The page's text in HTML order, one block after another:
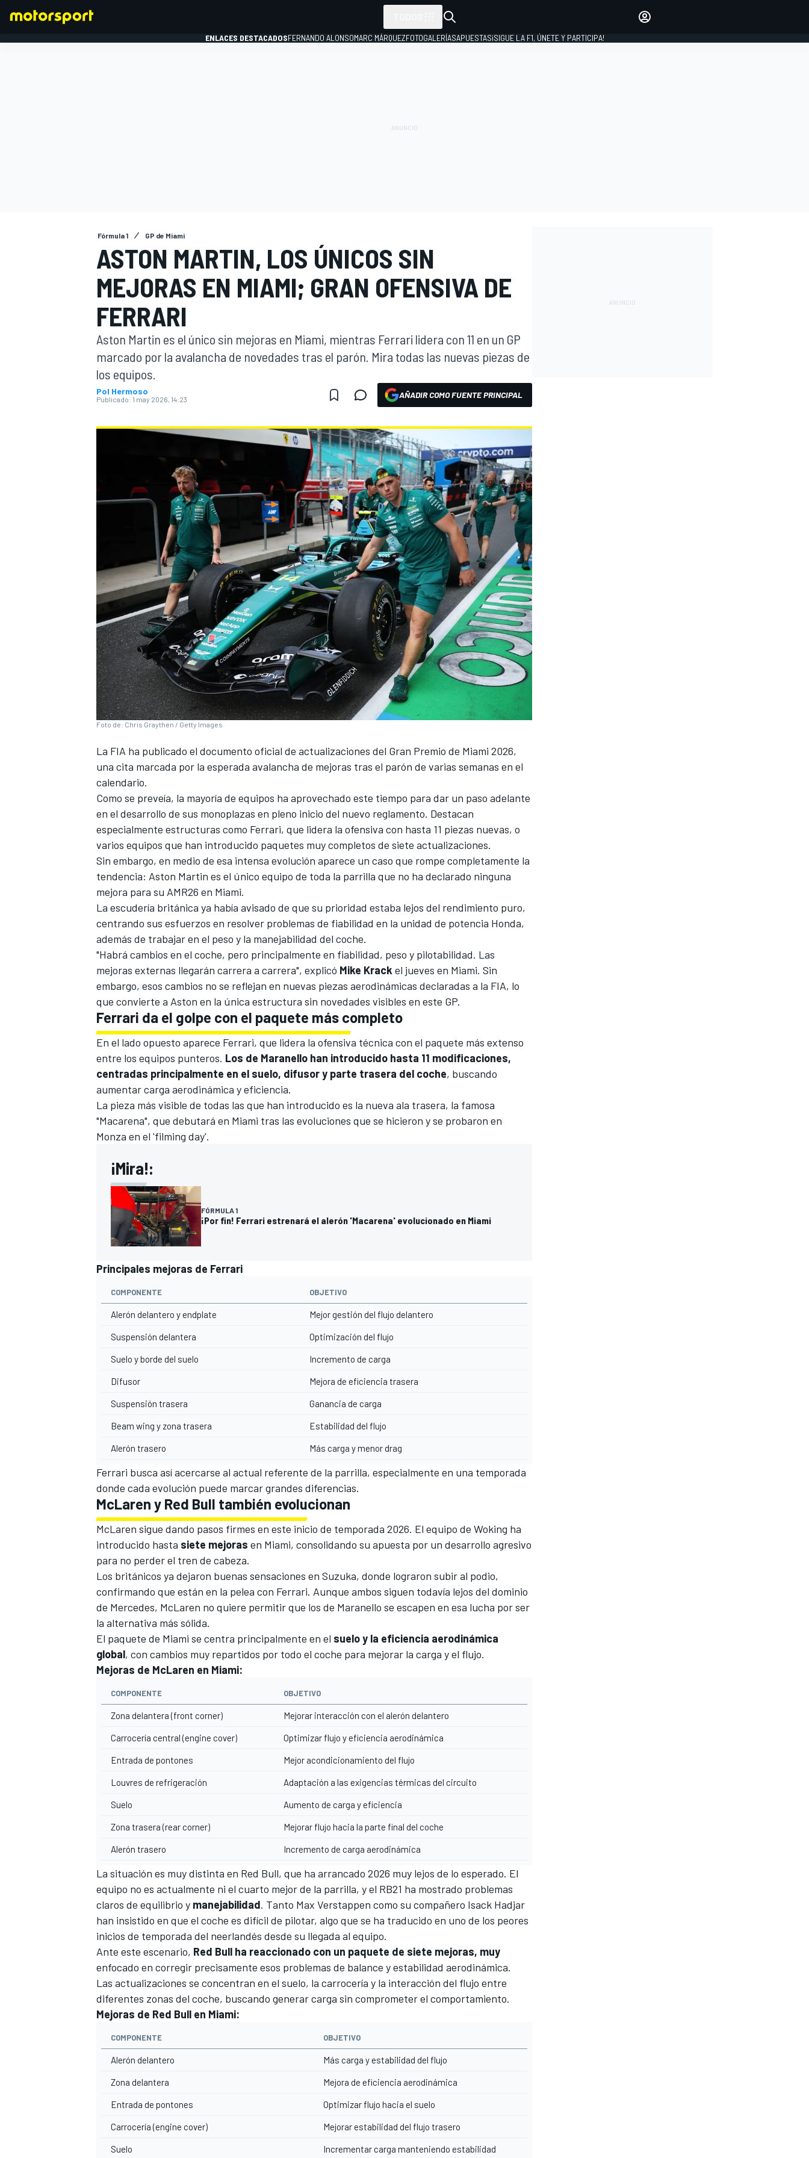
FÓRMULA E
MÁS CATEGORÍAS
ENLACES DESTACADOSFERNANDO ALONSOMARC MÁRQUEZFOTOGALERÍASAPUESTAS¡SIGUE LA F1, ÚNETE Y PARTICIPA!
Fórmula 1 GP de Miami
ASTON MARTIN, LOS ÚNICOS SIN
MEJORAS EN MIAMI; GRAN OFENSIVA DE
FERRARI
Aston Martin es el único sin mejoras en Miami, mientras Ferrari lidera con 11 en un GP
marcado por la avalancha de novedades tras el parón. Mira todas las nuevas piezas de
los equipos.
Pol Hermoso
Publicado: 1 may 2026, 14:23 AÑADIR COMO FUENTE PRINCIPAL
Foto de: Chris Graythen / Getty Images
La FIA ha publicado el documento oficial de actualizaciones del Gran Premio de Miami 2026,
una cita marcada por la esperada avalancha de mejoras tras el parón de varias semanas en el
calendario.
Como se preveía, la mayoría de equipos ha aprovechado este tiempo para dar un paso adelante
en el desarrollo de sus monoplazas en pleno inicio del nuevo reglamento. Destacan
especialmente estructuras como Ferrari, que lidera la ofensiva con hasta 11 piezas nuevas, o
varios equipos que han introducido paquetes muy completos de siete actualizaciones.
Sin embargo, en medio de esa intensa evolución aparece un caso que rompe completamente la
tendencia: Aston Martin es el único equipo de toda la parrilla que no ha declarado ninguna
mejora para su AMR26 en Miami.
La escudería británica ya había avisado de que su prioridad estaba lejos del rendimiento puro,
centrando sus esfuerzos en resolver problemas de fiabilidad en la unidad de potencia Honda,
además de trabajar en el peso y la manejabilidad del coche.
"Habrá cambios en el coche, pero principalmente en fiabilidad, peso y pilotabilidad. Las
mejoras externas llegarán carrera a carrera", explicó Mike Krack el jueves en Miami. Sin
embargo, esos cambios no se reflejan en nuevas piezas aerodinámicas declaradas a la FIA, lo
que convierte a Aston en la única estructura sin novedades visibles en este GP.
Ferrari da el golpe con el paquete más completo
En el lado opuesto aparece Ferrari, que lidera la ofensiva técnica con el paquete más extenso
entre los equipos punteros. Los de Maranello han introducido hasta 11 modificaciones,
centradas principalmente en el suelo, difusor y parte trasera del coche, buscando
aumentar carga aerodinámica y eficiencia.
La pieza más visible de todas las que han introducido es la nueva ala trasera, la famosa
"Macarena", que debutará en Miami tras las evoluciones que se hicieron y se probaron en
Monza en el 'filming day'.
¡Mira!:
FÓRMULA 1
¡Por fin! Ferrari estrenará el alerón 'Macarena' evolucionado en Miami
Principales mejoras de Ferrari
COMPONENTE OBJETIVO
Alerón delantero y endplate Mejor gestión del flujo delantero
Suspensión delantera Optimización del flujo
Suelo y borde del suelo Incremento de carga
Difusor Mejora de eficiencia trasera
Suspensión trasera Ganancia de carga
Beam wing y zona trasera Estabilidad del flujo
Alerón trasero Más carga y menor drag
Ferrari busca así acercarse al actual referente de la parrilla, especialmente en una temporada
donde cada evolución puede marcar grandes diferencias.
McLaren y Red Bull también evolucionan
McLaren sigue dando pasos firmes en este inicio de temporada 2026. El equipo de Woking ha
introducido hasta siete mejoras en Miami, consolidando su apuesta por un desarrollo agresivo
para no perder el tren de cabeza.
Los británicos ya dejaron buenas sensaciones en Suzuka, donde lograron subir al podio,
confirmando que están en la pelea con Ferrari. Aunque ambos siguen todavía lejos del dominio
de Mercedes, McLaren no quiere permitir que los de Maranello se escapen en esa lucha por ser
la alternativa más sólida.
El paquete de Miami se centra principalmente en el suelo y la eficiencia aerodinámica
global, con cambios muy repartidos por todo el coche para mejorar la carga y el flujo.
Mejoras de McLaren en Miami:
COMPONENTE OBJETIVO
Zona delantera (front corner) Mejorar interacción con el alerón delantero
Carrocería central (engine cover) Optimizar flujo y eficiencia aerodinámica
Entrada de pontones Mejor acondicionamiento del flujo
Louvres de refrigeración Adaptación a las exigencias térmicas del circuito
Suelo Aumento de carga y eficiencia
Zona trasera (rear corner) Mejorar flujo hacia la parte final del coche
Alerón trasero Incremento de carga aerodinámica
La situación es muy distinta en Red Bull, que ha arrancado 2026 muy lejos de lo esperado. El
equipo no es actualmente ni el cuarto mejor de la parrilla, y el RB21 ha mostrado problemas
claros de equilibrio y manejabilidad. Tanto Max Verstappen como su compañero Isack Hadjar
han insistido en que el coche es difícil de pilotar, algo que se ha traducido en uno de los peores
inicios de temporada del neerlandés desde su llegada al equipo.
Ante este escenario, Red Bull ha reaccionado con un paquete de siete mejoras, muy
enfocado en corregir precisamente esos problemas de balance y estabilidad aerodinámica.
Las actualizaciones se concentran en el suelo, la carrocería y la interacción del flujo entre
diferentes zonas del coche, buscando generar carga sin comprometer el comportamiento.
Mejoras de Red Bull en Miami:
COMPONENTE OBJETIVO
Alerón delantero Más carga y estabilidad del flujo
Zona delantera Mejora de eficiencia aerodinámica
Entrada de pontones Optimizar flujo hacia el suelo
Carrocería (engine cover) Mejorar estabilidad del flujo trasero
Suelo Incrementar carga manteniendo estabilidad